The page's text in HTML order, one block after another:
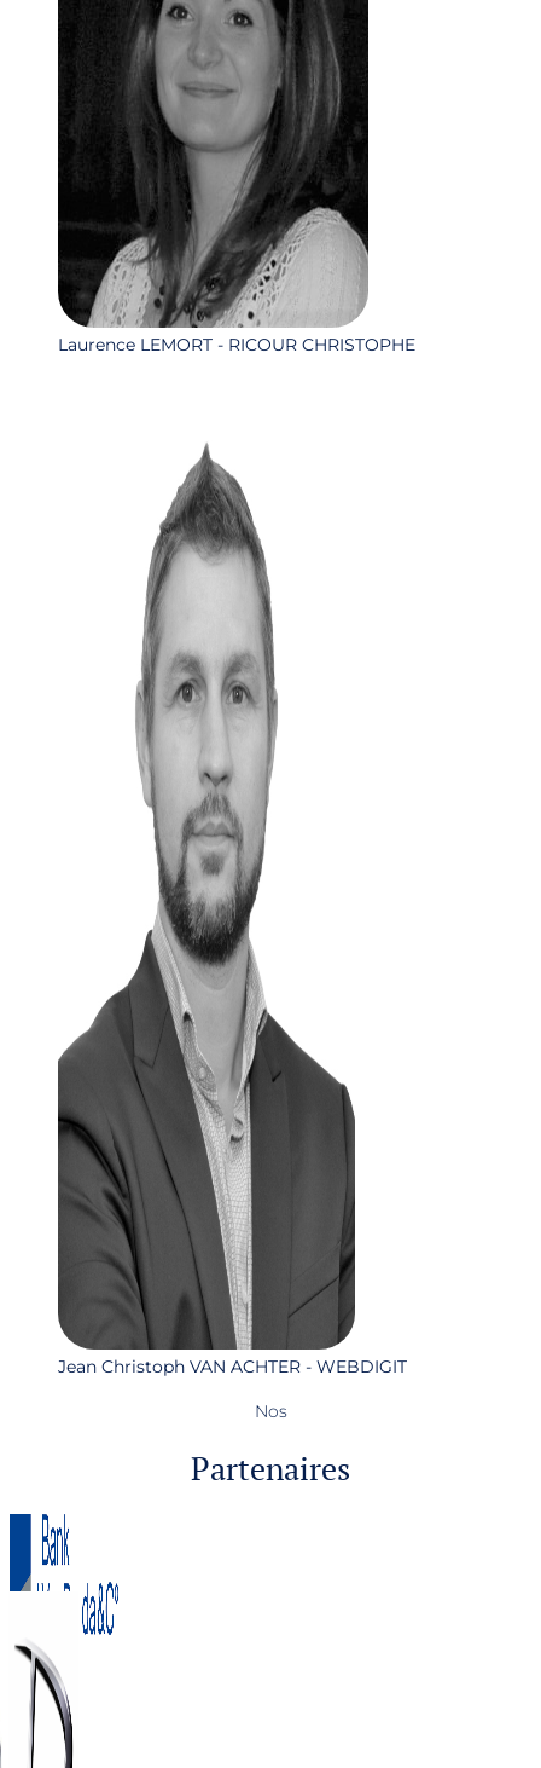
Laurence LEMORT - RICOUR CHRISTOPHE
Jean Christoph VAN ACHTER - WEBDIGIT
Nos
Partenaires